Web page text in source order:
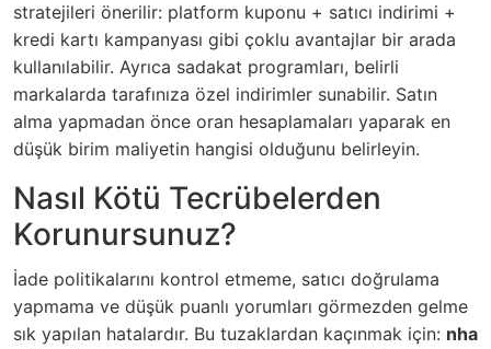
stratejileri önerilir: platform kuponu + satıcı indirimi +
kredi kartı kampanyası gibi çoklu avantajlar bir arada
kullanılabilir. Ayrıca sadakat programları, belirli
markalarda tarafınıza özel indirimler sunabilir. Satın
alma yapmadan önce oran hesaplamaları yaparak en
düşük birim maliyetin hangisi olduğunu belirleyin.
Nasıl Kötü Tecrübelerden
Korunursunuz?
İade politikalarını kontrol etmeme, satıcı doğrulama
yapmama ve düşük puanlı yorumları görmezden gelme
sık yapılan hatalardır. Bu tuzaklardan kaçınmak için: nha